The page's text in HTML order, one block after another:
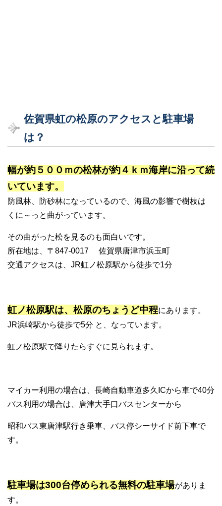
佐賀県虹の松原のアクセスと駐車場
は？
幅が約５００ｍの松林が約４ｋｍ海岸に沿って続
いています。
防風林、防砂林になっているので、海風の影響で樹枝は
くに～っと曲がっています。
その曲がった松を見るのも面白いです。
所在地は、〒847-0017 佐賀県唐津市浜玉町
交通アクセスは、JR虹ノ松原駅から徒歩で1分
虹ノ松原駅は、松原のちょうど中程にあります。
JR浜崎駅から徒歩で5分 と、なっています。
虹ノ松原駅で降りたらすぐに見られます。
マイカー利用の場合は、長崎自動車道多久ICから車で40分
バス利用の場合は、唐津大手口バスセンターから
昭和バス東唐津駅行き乗車、バス停シーサイド前下車で
す。
駐車場は300台停められる無料の駐車場がありま
す。